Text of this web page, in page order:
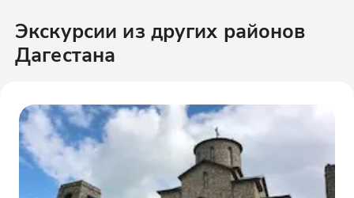
Экскурсии из других районов
Дагестана